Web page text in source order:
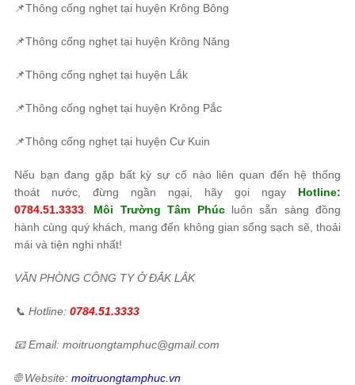
📌Thông cống nghẹt tại huyện Krông Bông
📌Thông cống nghẹt tại huyện Krông Năng
📌Thông cống nghẹt tại huyện Lắk
📌Thông cống nghẹt tại huyện Krông Pắc
📌Thông cống nghẹt tại huyện Cư Kuin
Nếu bạn đang gặp bất kỳ sự cố nào liên quan đến hệ thống
thoát nước, đừng ngần ngại, hãy gọi ngay Hotline:
0784.51.3333
Môi Trường Tâm Phúcluôn sẵn sàng đồng
hành cùng quý khách, mang đến không gian sống sạch sẽ, thoải
mái và tiện nghi nhất!
VĂN PHÒNG CÔNG TY Ở ĐẮK LẮK
📞 Hotline: 0784.51.3333
📧 Email: moitruongtamphuc@gmail.com
🌐 Website: moitruongtamphuc.vn